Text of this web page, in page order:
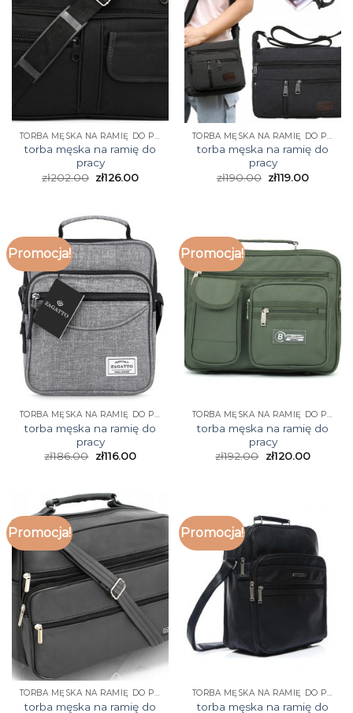
TORBA MĘSKA NA RAMIĘ DO PRACY
torba męska na ramię do
pracy
zł202.00 zł126.00
TORBA MĘSKA NA RAMIĘ DO PRACY
torba męska na ramię do
pracy
zł190.00 zł119.00
Promocja!
TORBA MĘSKA NA RAMIĘ DO PRACY
torba męska na ramię do
pracy
zł186.00 zł116.00
Promocja!
TORBA MĘSKA NA RAMIĘ DO PRACY
torba męska na ramię do
pracy
zł192.00 zł120.00
Promocja!
TORBA MĘSKA NA RAMIĘ DO PRACY
torba męska na ramię do
Promocja!
TORBA MĘSKA NA RAMIĘ DO PRACY
torba męska na ramię do